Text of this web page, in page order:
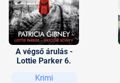
A végső árulás -
Lottie Parker 6.
Krimi